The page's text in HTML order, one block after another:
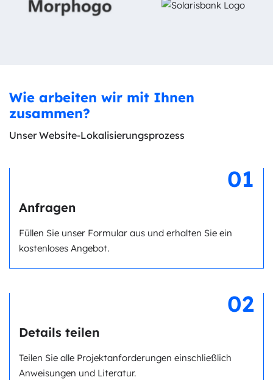
Wie arbeiten wir mit Ihnen
zusammen?
Unser Website-Lokalisierungsprozess
01
Anfragen
Füllen Sie unser Formular aus und erhalten Sie ein
kostenloses Angebot.
02
Details teilen
Teilen Sie alle Projektanforderungen einschließlich
Anweisungen und Literatur.